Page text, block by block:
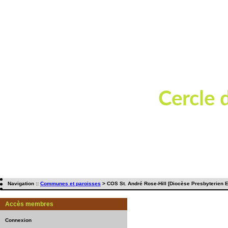
Cercle
Navigation :: Communes et paroisses > COS St. André Rose-Hill [Diocèse Presbyterien
Accès membres
Connexion